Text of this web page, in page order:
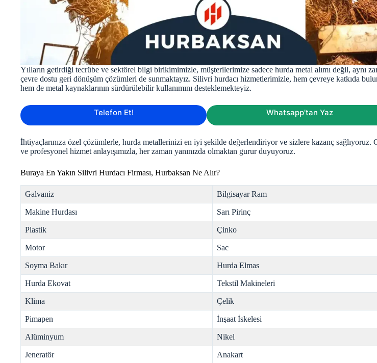
Yılların getirdiği tecrübe ve sektörel bilgi birikimimizle, müşterilerimize sadece hurda metal alımı değil, aynı
çevre dostu geri dönüşüm çözümleri de sunmaktayız. Silivri hurdacı hizmetlerimizle, hem çevreye katkıda
hem de metal kaynaklarının sürdürülebilir kullanımını desteklemekteyiz.
Telefon Et! Whatsapp’tan Yaz
İhtiyaçlarınıza özel çözümlerle, hurda metallerinizi en iyi şekilde değerlendiriyor ve sizlere kazanç sağlıyoruz.
ve profesyonel hizmet anlayışımızla, her zaman yanınızda olmaktan gurur duyuyoruz.
Buraya En Yakın Silivri Hurdacı Firması, Hurbaksan Ne Alır?
Galvaniz Bilgisayar Ram
Makine Hurdası Sarı Pirinç
Plastik Çinko
Motor Sac
Soyma Bakır Hurda Elmas
Hurda Ekovat Tekstil Makineleri
Klima Çelik
Pimapen İnşaat İskelesi
Alüminyum Nikel
Jeneratör Anakart